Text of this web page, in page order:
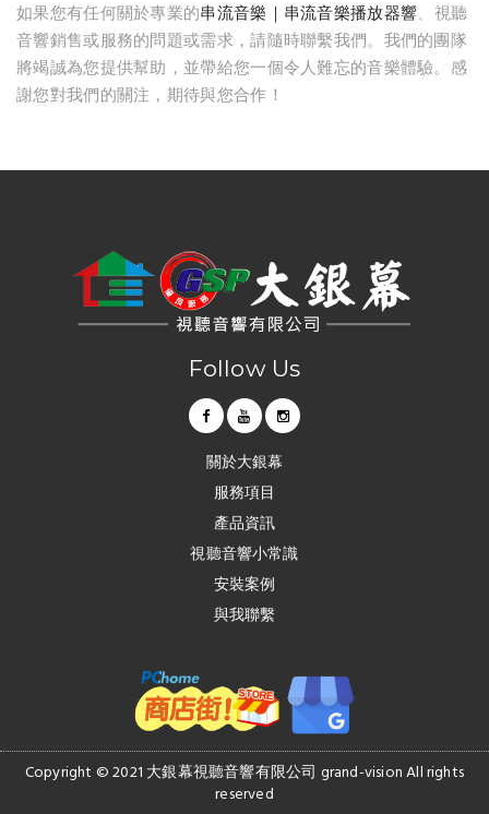
如果您有任何關於專業的串流音樂｜串流音樂播放器響、視聽
音響銷售或服務的問題或需求，請隨時聯繫我們。我們的團隊
將竭誠為您提供幫助，並帶給您一個令人難忘的音樂體驗。感
謝您對我們的關注，期待與您合作！
Follow Us
關於大銀幕
服務項目
產品資訊
視聽音響小常識
安裝案例
與我聯繫
Copyright © 2021 大銀幕視聽音響有限公司 grand-vision All rights
reserved